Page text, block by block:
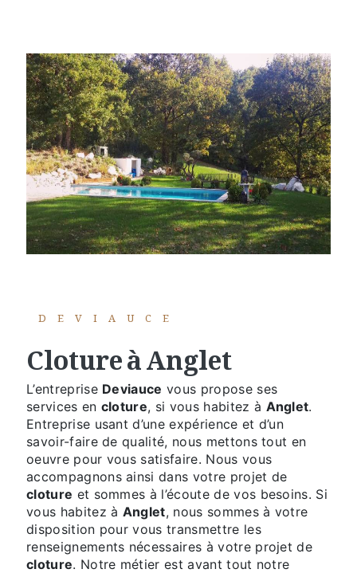
DEVIAUCE
cloture à Anglet
L’entreprise Deviauce vous propose ses
services en cloture, si vous habitez à Anglet.
Entreprise usant d’une expérience et d’un
savoir-faire de qualité, nous mettons tout en
oeuvre pour vous satisfaire. Nous vous
accompagnons ainsi dans votre projet de
cloture et sommes à l’écoute de vos besoins. Si
vous habitez à Anglet, nous sommes à votre
disposition pour vous transmettre les
renseignements nécessaires à votre projet de
cloture. Notre métier est avant tout notre